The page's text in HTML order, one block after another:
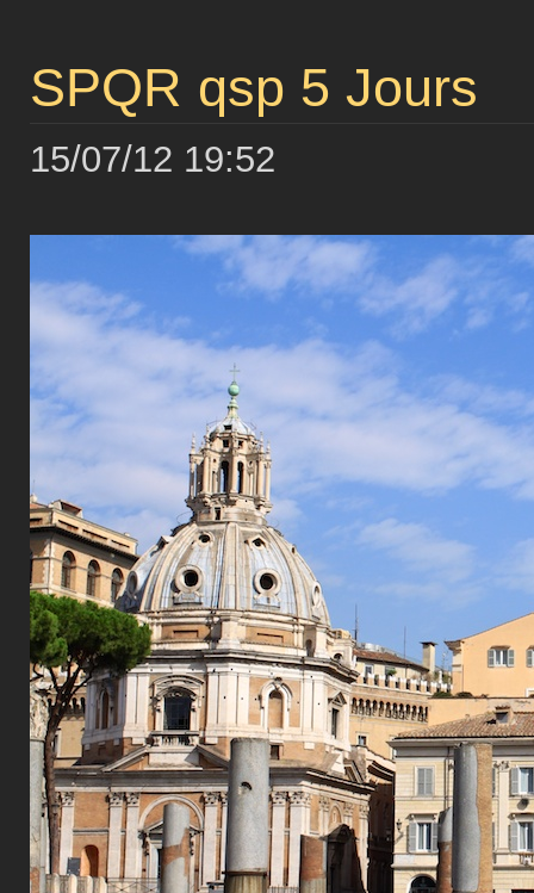
SPQR qsp 5 Jours
15/07/12 19:52